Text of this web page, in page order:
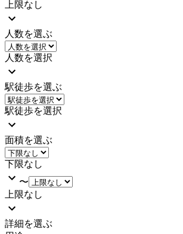
上限なし
人数を選ぶ
人数を選択
駅徒歩を選ぶ
駅徒歩を選択
面積を選ぶ
下限なし
〜
上限なし
詳細を選ぶ